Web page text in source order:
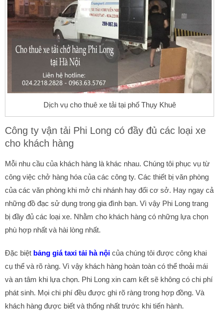
Dịch vụ cho thuê xe tải tại phố Thụy Khuê
Công ty vận tải Phi Long có đầy đủ các loại xe
cho khách hàng
Mỗi nhu cầu của khách hàng là khác nhau. Chúng tôi phục vụ từ
công việc chở hàng hóa của các công ty. Các thiết bị văn phòng
của các văn phòng khi mở chi nhánh hay đổi cơ sở. Hay ngay cả
những đồ đạc sử dụng trong gia đình bạn. Vì vậy Phi Long trang
bị đầy đủ các loại xe. Nhằm cho khách hàng có những lựa chọn
phù hợp nhất và hài lòng nhất.
Đặc biệt bảng giá taxi tải hà nội của chúng tôi được công khai
cụ thể và rõ ràng. Vì vậy khách hàng hoàn toàn có thể thoải mái
và an tâm khi lựa chọn. Phi Long xin cam kết sẽ không có chi phí
phát sinh. Mọi chi phí đều được ghi rõ ràng trong hợp đồng. Và
khách hàng được biết và thống nhất trước khi tiến hành.